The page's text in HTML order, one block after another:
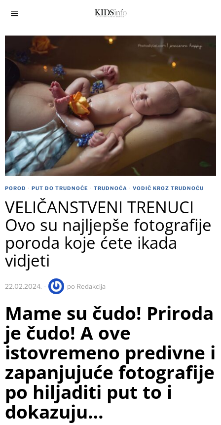
POROD · PUT DO TRUDNOĆE · TRUDNOĆA · VODIČ KROZ TRUDNOĆU
VELIČANSTVENI TRENUCI
Ovo su najljepše fotografije
poroda koje ćete ikada
vidjeti
22.02.2024. po Redakcija
Mame su čudo! Priroda
je čudo! A ove
istovremeno predivne i
zapanjujuće fotografije
po hiljaditi put to i
dokazuju…